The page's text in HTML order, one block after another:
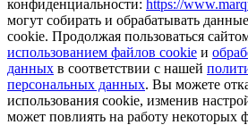
конфиденциальности: https://
могут собирать и обрабатывать
cookie. Продолжая пользоваться
использованием файлов cookie и
данных в соответствии с нашей
персональных данных. Вы можете
использования cookie, изменив
может повлиять на работу некоторых